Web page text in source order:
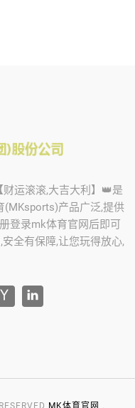
运滚滚,大吉大利】👑是
(MKsports)产品广泛,提供
登录mk体育官网后即可
全有保障,让您玩得放心,
MK体育官网